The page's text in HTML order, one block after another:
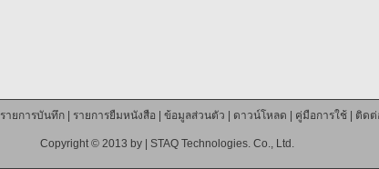
รายการบันทึก| รายการยืมหนังสือ ข้อมูลส่วนตัว ดาวน์โหลด คู่มือการใช้| ติดต่
Copyright © 2013 by | STAQ Technologies. Co., Ltd.